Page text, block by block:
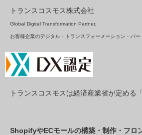
トランスコスモス株式会社
Global Digital Transformation Partner.
お客様企業のデジタル・トランスフォーメーション・パー
トランスコスモスは経済産業省が定める
ShopifyやECモールの構築・制作・フロ